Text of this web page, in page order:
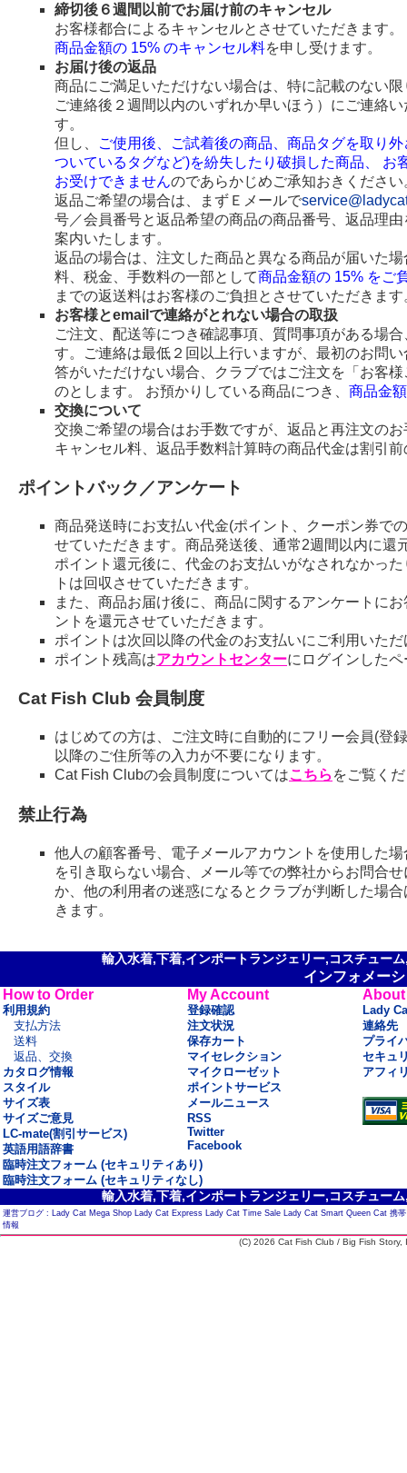
締切後６週間以前でお届け前のキャンセル
お客様都合によるキャンセルとさせていただきます。
商品金額の 15% のキャンセル料を申し受けます。
お届け後の返品
商品にご満足いただけない場合は、特に記載のない
ご連絡後２週間以内のいずれか早いほう）にご連絡
す。
但し、
ご使用後、ご試着後の商品、商品タグを取り
ついているタグなど)を紛失したり破損した商品、
お受けできませんのであらかじめご承知おきください
返品ご希望の場合は、まずＥメールで
号／会員番号と返品希望の商品の商品番号、返品理
案内いたします。
返品の場合は、注文した商品と異なる商品が届いた
料、税金、手数料の一部として商品金額の 15% をご
までの返送料はお客様のご負担とさせていただきます
お客様とemailで連絡がとれない場合の取扱
ご注文、配送等につき確認事項、質問事項がある場
す。ご連絡は最低２回以上行いますが、最初のお問
答がいただけない場合、クラブではご注文を「お客
のとします。 お預かりしている商品につき、 商品金
交換について
交換ご希望の場合はお手数ですが、返品と再注文の
キャンセル料、返品手数料計算時の商品代金は割引
ポイントバック／アンケート
商品発送時にお支払い代金(ポイント、クーポン券で
せていただきます。商品発送後、通常2週間以内に還
ポイント還元後に、代金のお支払いがなされなかっ
トは回収させていただきます。
また、商品お届け後に、商品に関するアンケートに
ントを還元させていただきます。
ポイントは次回以降の代金のお支払いにご利用いた
ポイント残高はアカウントセンターにログインした
Cat Fish Club 会員制度
はじめての方は、ご注文時に自動的にフリー会員(登
以降のご住所等の入力が不要になります。
Cat Fish Clubの会員制度についてはこちら をご覧く
禁止行為
他人の顧客番号、電子メールアカウントを使用した
を引き取らない場合、メール等での弊社からお問合
か、他の利用者の迷惑になるとクラブが判断した場
きます。
輸入水着,下着,インポートランジェリー,コスチュー
インフォメー
How to Order
利用規約
支払方法
送料
返品、交換
カタログ情報
スタイル
サイズ表
サイズご意見
LC-mate(割引サービス)
英語用語辞書
My Account
登録確認
注文状況
保存カート
マイセレクション
マイクローゼット
ポイントサービス
メールニュース
RSS
Twitter
Facebook
About
Lady
連絡先
プライ
セキュ
アフィ
臨時注文フォーム (セキュリティあり)
臨時注文フォーム (セキュリティなし)
輸入水着,下着,インポートランジェリー,コスチュー
運営ブログ : Lady Cat Mega Shop Lady Cat Express Lady Cat Time Sale Lady Cat Smart Queen Cat 携
情報
(C) 2026 Cat Fish Club / Big Fish Story,